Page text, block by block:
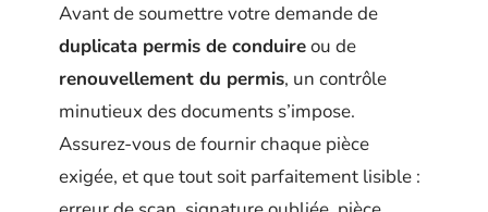
Avant de soumettre votre demande de
duplicata permis de conduireou de
renouvellement du permis, un contrôle
minutieux des documents s’impose.
Assurez-vous de fournir chaque pièce
exigée, et que tout soit parfaitement lisible :